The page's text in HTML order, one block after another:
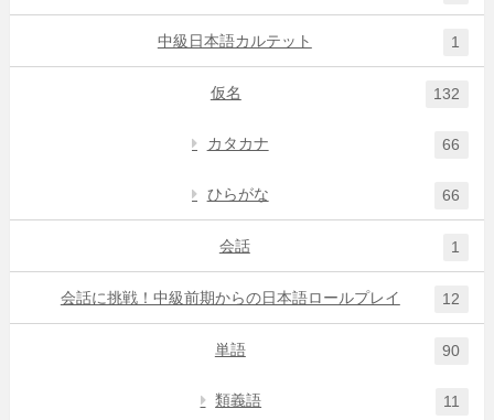
中級日本語カルテット 1
仮名 132
カタカナ 66
ひらがな 66
会話 1
会話に挑戦！中級前期からの日本語ロールプレイ 12
単語 90
類義語 11